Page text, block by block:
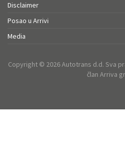
Disclaimer
Posao u Arrivi
Media
Copyright © 2026 Autotrans d.d. Sva
član Arriva